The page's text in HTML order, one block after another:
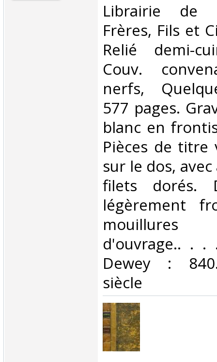
‎Librairie de
Frères, Fils et
Relié demi-
Couv.
nerfs,
577 pages.
blanc en
Pièces de
sur le dos,
filets dorés.
légèrement
d'ouvrage.. . .
Dewey :
siècle‎